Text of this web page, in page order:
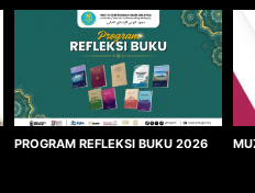
PROGRAM REFLEKSI BUKU 2026